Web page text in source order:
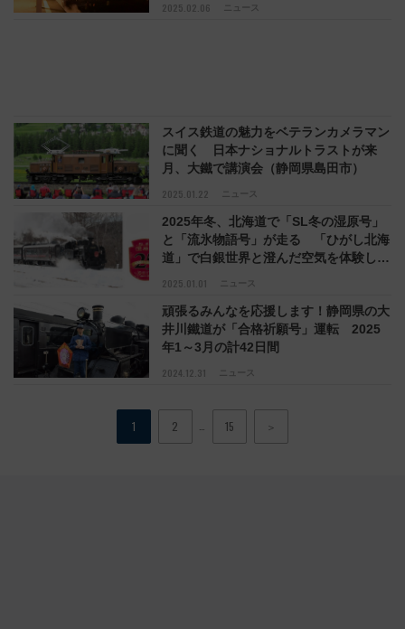
2025.02.06 ニュース
2025.01.22 ニュース
スイス鉄道の魅力をベテランカメラマン
に聞く 日本ナショナルトラストが来
月、大鐵で講演会（静岡県島田市）
2025.01.01 ニュース
2025年冬、北海道で「SL冬の湿原号」
と「流氷物語号」が走る 「ひがし北海
道」で白銀世界と澄んだ空気を体験しよ
2024.12.31 ニュース
頑張るみんなを応援します！静岡県の大
井川鐵道が「合格祈願号」運転 2025
年1～3月の計42日間
1 2 15 ＞